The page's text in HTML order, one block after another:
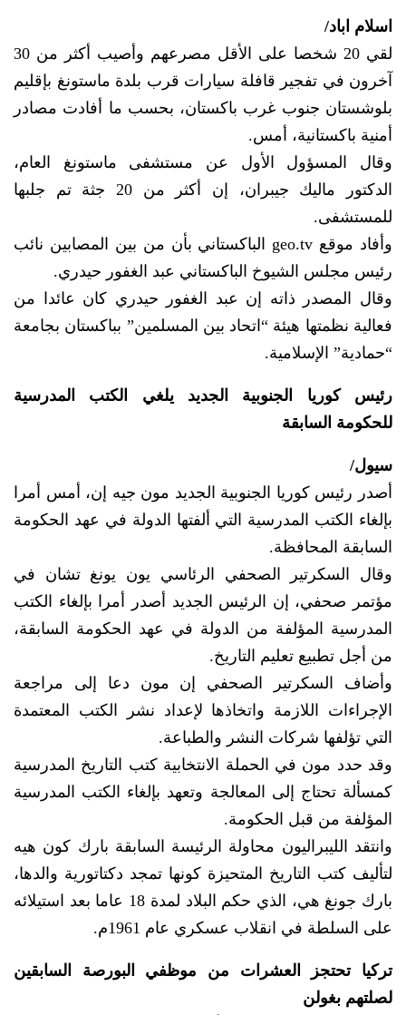
اسلام اباد/
لقي 20 شخصا على الأقل مصرعهم وأصيب أكثر من 30
آخرون في تفجير قافلة سيارات قرب بلدة ماستونغ بإقليم
بلوشستان جنوب غرب باكستان، بحسب ما أفادت مصادر
أمنية باكستانية، أمس.
وقال المسؤول الأول عن مستشفى ماستونغ العام،
الدكتور ماليك جيبران، إن أكثر من 20 جثة تم جلبها
للمستشفى.
وأفاد موقع geo.tv الباكستاني بأن من بين المصابين نائب
رئيس مجلس الشيوخ الباكستاني عبد الغفور حيدري.
وقال المصدر ذاته إن عبد الغفور حيدري كان عائدا من
فعالية نظمتها هيئة “اتحاد بين المسلمين” بباكستان بجامعة
“حمادية” الإسلامية.
رئيس كوريا الجنوبية الجديد يلغي الكتب المدرسية
للحكومة السابقة
سيول/
أصدر رئيس كوريا الجنوبية الجديد مون جيه إن، أمس أمرا
بإلغاء الكتب المدرسية التي ألفتها الدولة في عهد الحكومة
السابقة المحافظة.
وقال السكرتير الصحفي الرئاسي يون يونغ تشان في
مؤتمر صحفي، إن الرئيس الجديد أصدر أمرا بإلغاء الكتب
المدرسية المؤلفة من الدولة في عهد الحكومة السابقة،
من أجل تطبيع تعليم التاريخ.
وأضاف السكرتير الصحفي إن مون دعا إلى مراجعة
الإجراءات اللازمة واتخاذها لإعداد نشر الكتب المعتمدة
التي تؤلفها شركات النشر والطباعة.
وقد حدد مون في الحملة الانتخابية كتب التاريخ المدرسية
كمسألة تحتاج إلى المعالجة وتعهد بإلغاء الكتب المدرسية
المؤلفة من قبل الحكومة.
وانتقد الليبراليون محاولة الرئيسة السابقة بارك كون هيه
لتأليف كتب التاريخ المتحيزة كونها تمجد دكتاتورية والدها،
بارك جونغ هي، الذي حكم البلاد لمدة 18 عاما بعد استيلائه
على السلطة في انقلاب عسكري عام 1961م.
تركيا تحتجز العشرات من موظفي البورصة السابقين
لصلتهم بغولن